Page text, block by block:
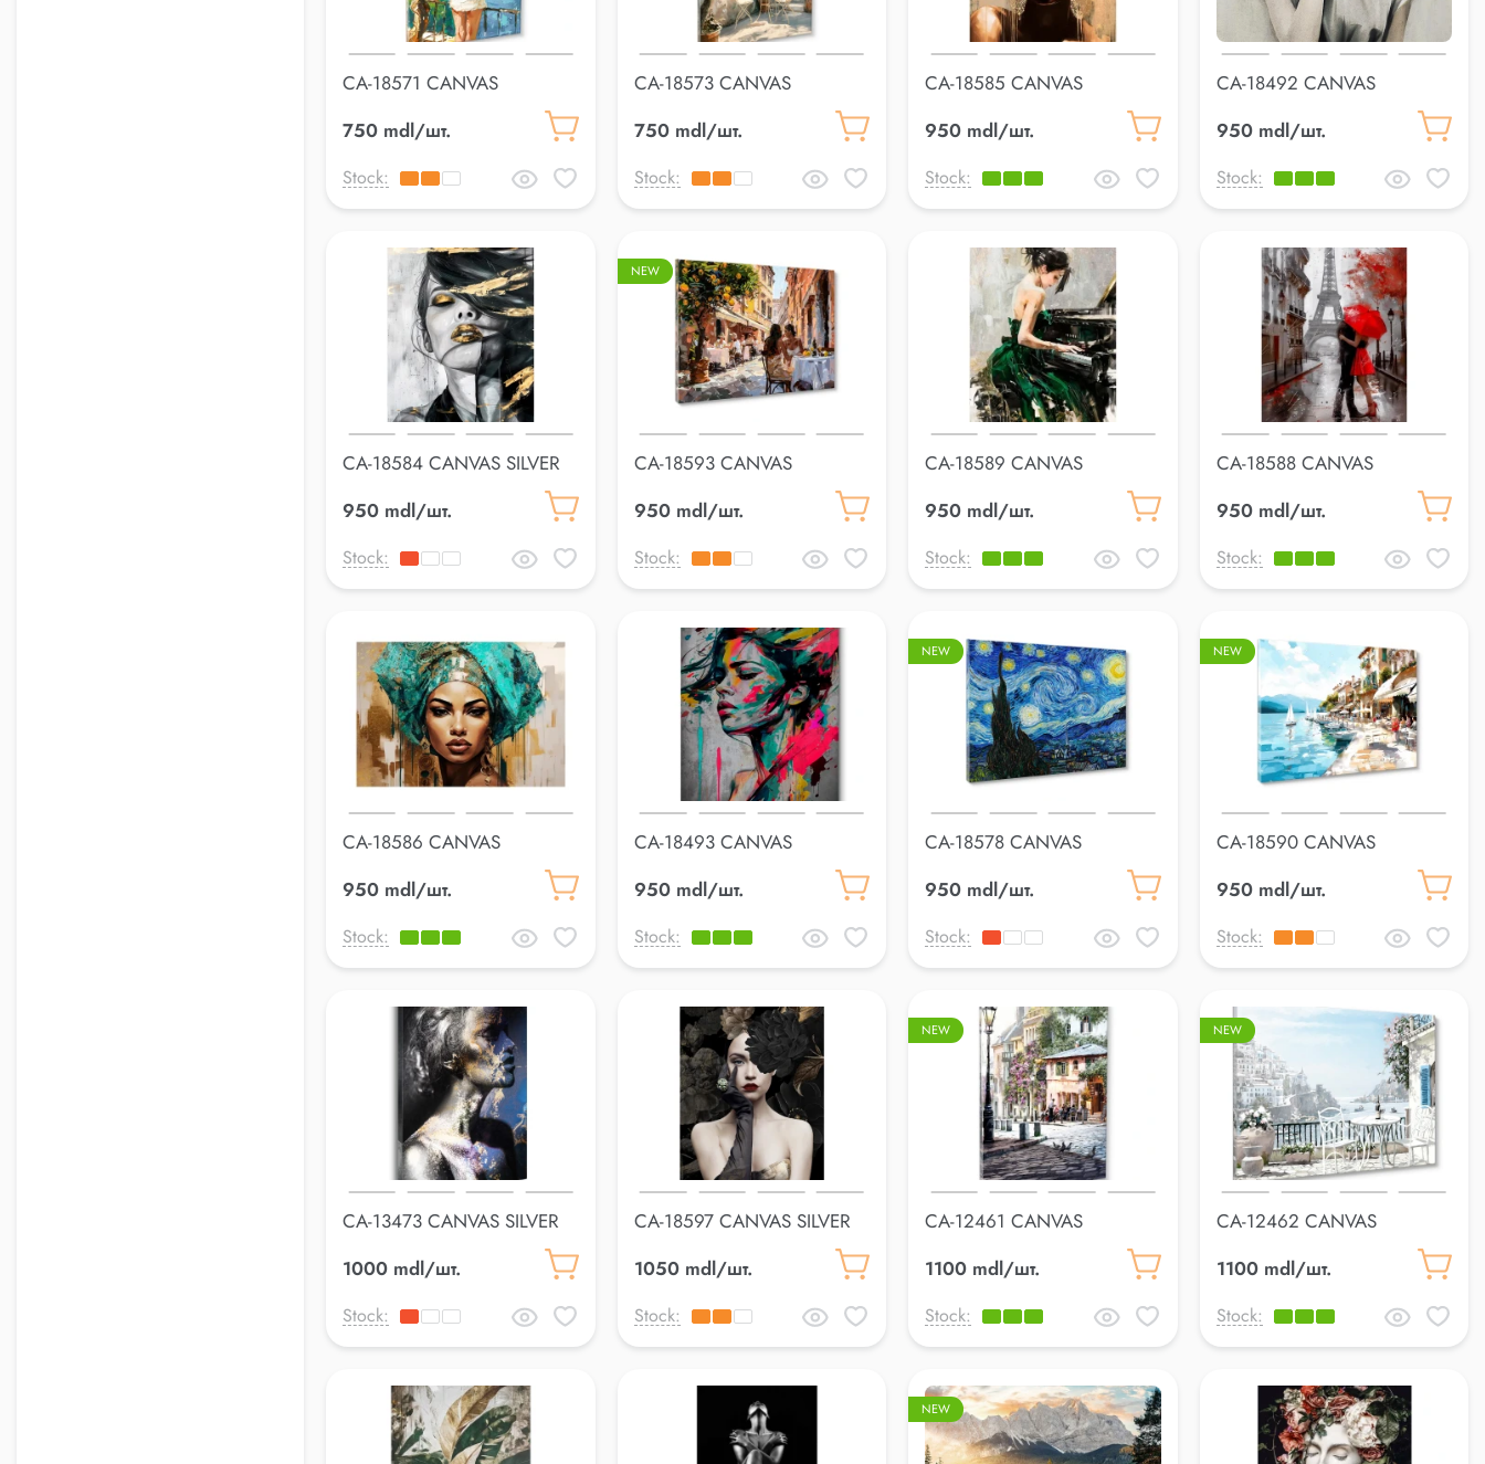
CA-18571 CANVAS
750 mdl/шт.
Stock:
CA-18573 CANVAS
750 mdl/шт.
Stock:
CA-18585 CANVAS
950 mdl/шт.
Stock:
CA-18492 CANVAS
950 mdl/шт.
Stock:
CA-18584 CANVAS SILVER
950 mdl/шт.
Stock:
NEW
CA-18593 CANVAS
950 mdl/шт.
Stock:
CA-18589 CANVAS
950 mdl/шт.
Stock:
CA-18588 CANVAS
950 mdl/шт.
Stock:
CA-18586 CANVAS
950 mdl/шт.
Stock:
CA-18493 CANVAS
950 mdl/шт.
Stock:
NEW
CA-18578 CANVAS
950 mdl/шт.
Stock:
NEW
CA-18590 CANVAS
950 mdl/шт.
Stock:
CA-13473 CANVAS SILVER
1000 mdl/шт.
Stock:
CA-18597 CANVAS SILVER
1050 mdl/шт.
Stock:
NEW
CA-12461 CANVAS
1100 mdl/шт.
Stock:
NEW
CA-12462 CANVAS
1100 mdl/шт.
Stock:
NEW